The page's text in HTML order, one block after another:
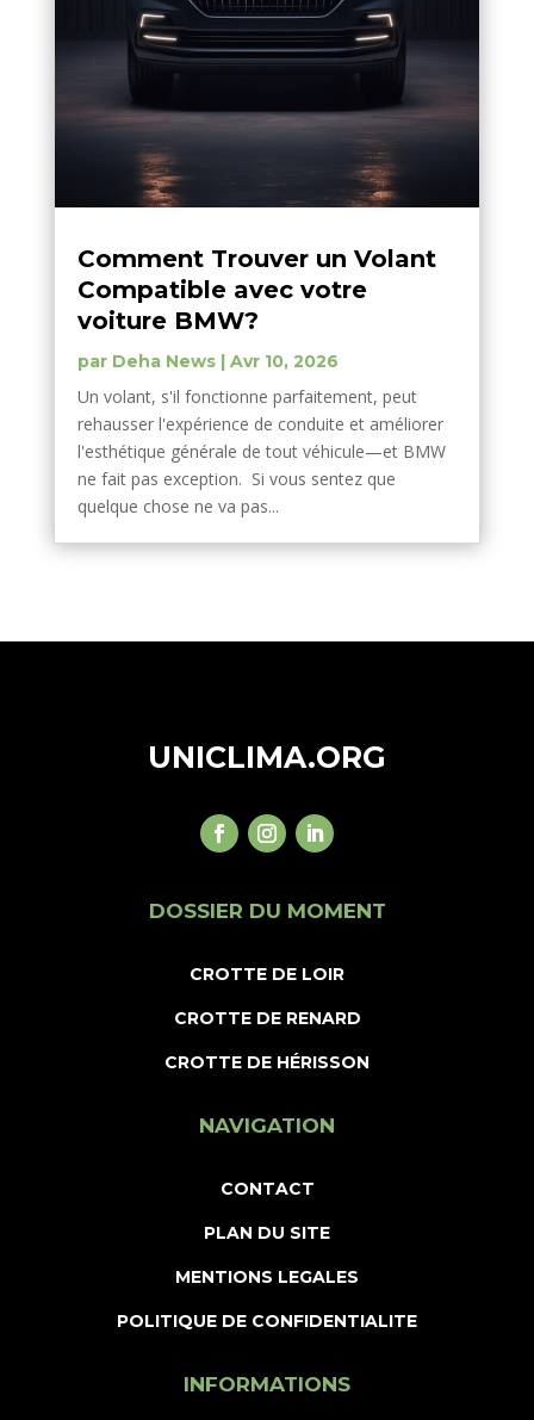
Comment Trouver un Volant
Compatible avec votre
voiture BMW?
par Deha News| Avr 10, 2026
Un volant, s'il fonctionne parfaitement, peut
rehausser l'expérience de conduite et améliorer
l'esthétique générale de tout véhicule—et BMW
ne fait pas exception. Si vous sentez que
quelque chose ne va pas...
UNICLIMA.ORG
DOSSIER DU MOMENT
CROTTE DE LOIR
CROTTE DE RENARD
CROTTE DE HÉRISSON
NAVIGATION
CONTACT
PLAN DU SITE
MENTIONS LEGALES
POLITIQUE DE CONFIDENTIALITE
INFORMATIONS